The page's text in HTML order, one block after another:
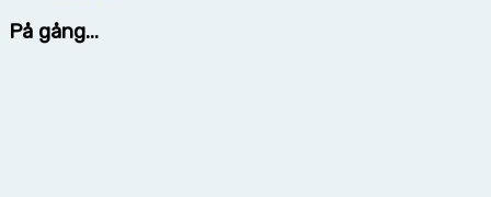
På gång...